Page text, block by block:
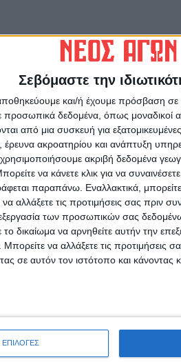
Σεβόμαστε την
αποθηκεύουμε και/ή έχουμε πρόσβαση
προσωπικά δεδομένα, όπως μοναδικοί
από μια συσκευή για
έρευνα ακροατηρίου και ανάπτυξη
ακριβή δεδομένα
να κάνετε κλικ για να
παραπάνω. Εναλλακτικά,
αλλάξετε τις προτιμήσεις σας πριν
των προσωπικών σας
δικαίωμα να αρνηθείτε αυτήν την
να αλλάξετε τις προτιμήσεις
σε αυτόν τον ιστότοπο και
– Πολύτεκνοι – Τρίτεκνοι